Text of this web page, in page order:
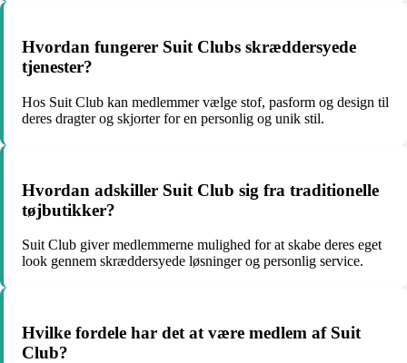
Hvordan fungerer Suit Clubs skræddersyede
tjenester?
Hos Suit Club kan medlemmer vælge stof, pasform og design til
deres dragter og skjorter for en personlig og unik stil.
Hvordan adskiller Suit Club sig fra traditionelle
tøjbutikker?
Suit Club giver medlemmerne mulighed for at skabe deres eget
look gennem skræddersyede løsninger og personlig service.
Hvilke fordele har det at være medlem af Suit
Club?